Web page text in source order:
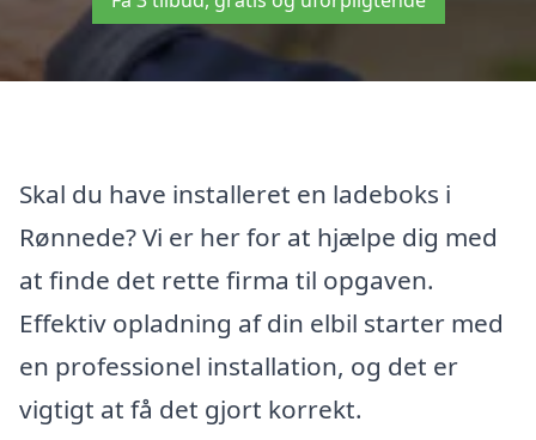
Skal du have installeret en ladeboks i
Rønnede? Vi er her for at hjælpe dig med
at finde det rette firma til opgaven.
Effektiv opladning af din elbil starter med
en professionel installation, og det er
vigtigt at få det gjort korrekt.